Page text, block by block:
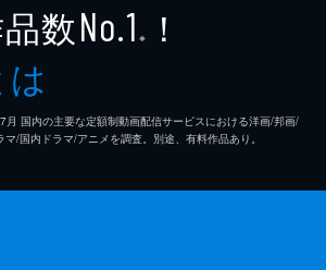
数No.1 ※ ！
は
国内の主要な定額制動画配信サービスにおける洋画/邦画/
/国内ドラマ/アニメを調査。別途、有料作品あり。